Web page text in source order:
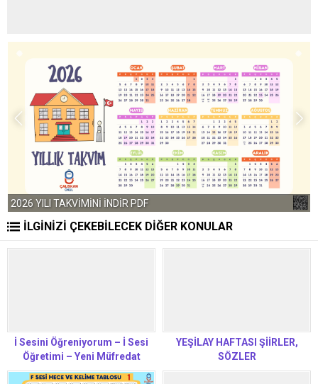
2026 YILI TAKVİMİNİ İNDİR PDF
İLGİNİZİ ÇEKEBİLECEK DİĞER KONULAR
İ Sesini Öğreniyorum – İ Sesi
Öğretimi – Yeni Müfredat
Okuma Yazma Öğretimi
YEŞİLAY HAFTASI ŞİİRLER,
SÖZLER